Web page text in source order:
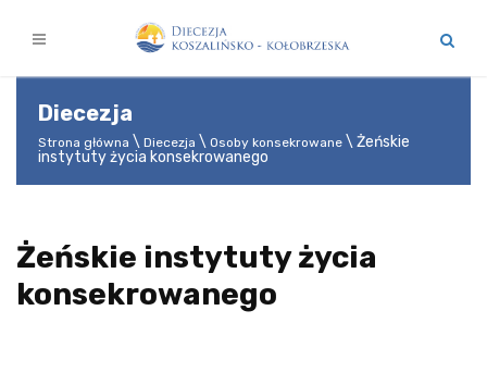
Diecezja
Strona główna Diecezja Osoby konsekrowane
Żeńskie
instytuty życia konsekrowanego
Żeńskie instytuty życia
konsekrowanego